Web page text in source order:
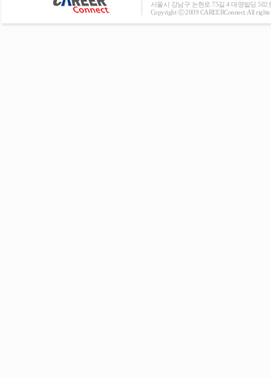
서울시 강남구 논현로 75길 4 대명빌딩 502
Copyright ⓒ 2009 CAREERConnect. All rights